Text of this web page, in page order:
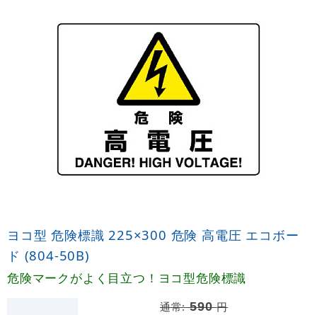
ヨコ型 危険標識 225×300 危険 高電圧 エコボー
ド (804-50B)
危険マークがよく目立つ！ヨコ型危険標識
通常:590円